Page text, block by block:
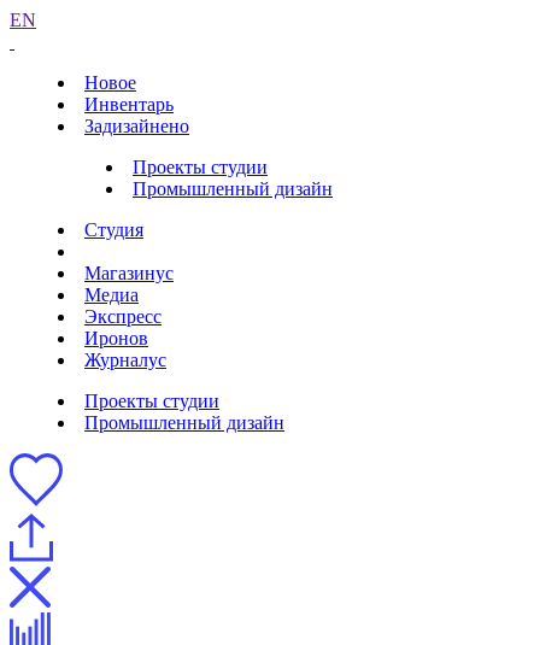
EN
Новое
Инвентарь
Задизайнено
Проекты студии
Промышленный дизайн
Студия
Магазинус
Медиа
Экспресс
Иронов
Журналус
Проекты студии
Промышленный дизайн